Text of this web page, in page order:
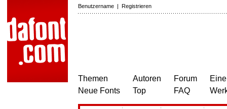
Benutzername | Registrieren
Themen
Neue Fonts
Autoren
Top
Forum
FAQ